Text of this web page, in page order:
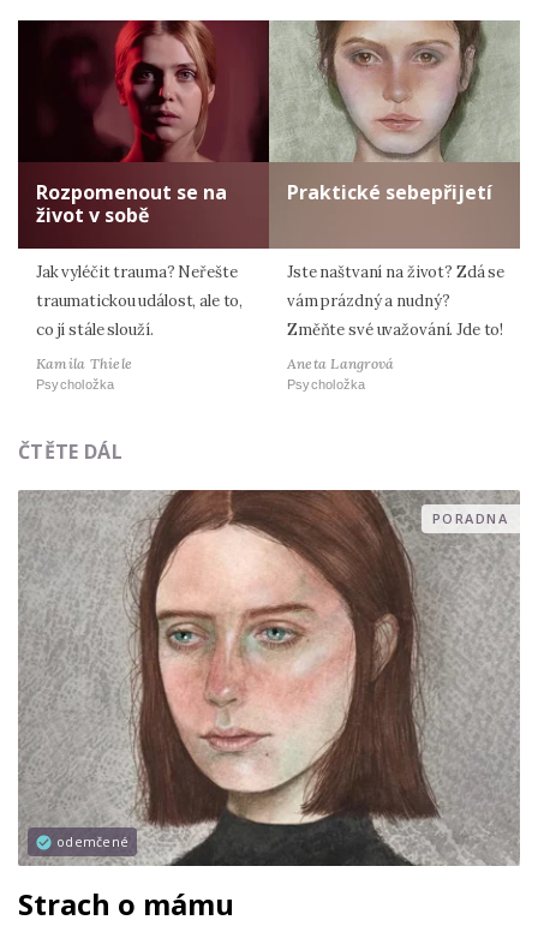
Rozpomenout se na
život v sobě
Jak vyléčit trauma? Neřešte
traumatickou událost, ale to,
co jí stále slouží.
Kamila Thiele
Psycholožka
Praktické sebepřijetí
Jste naštvaní na život? Zdá se
vám prázdný a nudný?
Změňte své uvažování. Jde to!
Aneta Langrová
Psycholožka
ČTĚTE DÁL
odemčené
PORADNA
Strach o mámu